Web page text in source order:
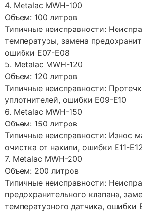
4. Metalac MWH-100
Объем: 100 литров
Типичные неисправности:
температуры, замена
ошибки E07-E08
5. Metalac MWH-120
Объем: 120 литров
Типичные неисправности:
уплотнителей, ошибки E09-E10
6. Metalac MWH-150
Объем: 150 литров
Типичные неисправности: Износ
очистка от накипи, ошибки E11-E12
7. Metalac MWH-200
Объем: 200 литров
Типичные неисправности:
предохранительного клапана,
температурного датчика, ошибки